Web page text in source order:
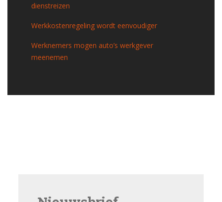
dienstreizen
Werkkostenregeling wordt eenvoudiger
Werknemers mogen auto’s werkgever
meenemen